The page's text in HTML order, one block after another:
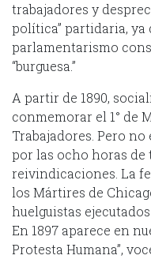
trabajadores y
política” partidaria, ya
parlamentarismo
“burguesa.”
A partir de 1890,
conmemorar el 1° de
Trabajadores. Pero
por las ocho horas de
reivindicaciones. La
los Mártires de
huelguistas
En 1897 aparece en
Protesta Humana”,